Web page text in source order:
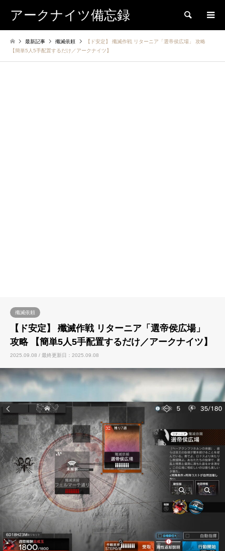
アークナイツ備忘録 検索
最新記事 殲滅依頼
【ド安定】 殲滅作戦 リターニア「選帝侯広場」 攻略
【簡単5人5手配置するだけ／アークナイツ】
殲滅依頼
【ド安定】 殲滅作戦 リターニア「選帝侯広場」
攻略 【簡単5人5手配置するだけ／アークナイツ】
2025.09.08 / 最終更新日：2025.09.08